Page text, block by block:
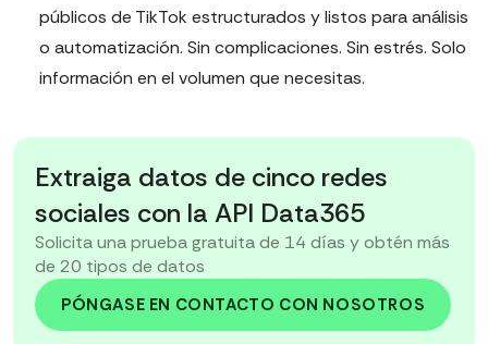
públicos de TikTok estructurados y listos para análisis
o automatización. Sin complicaciones. Sin estrés. Solo
información en el volumen que necesitas.
Extraiga datos de cinco redes
sociales con la API Data365
Solicita una prueba gratuita de 14 días y obtén más
de 20 tipos de datos
PÓNGASE EN CONTACTO CON NOSOTROS